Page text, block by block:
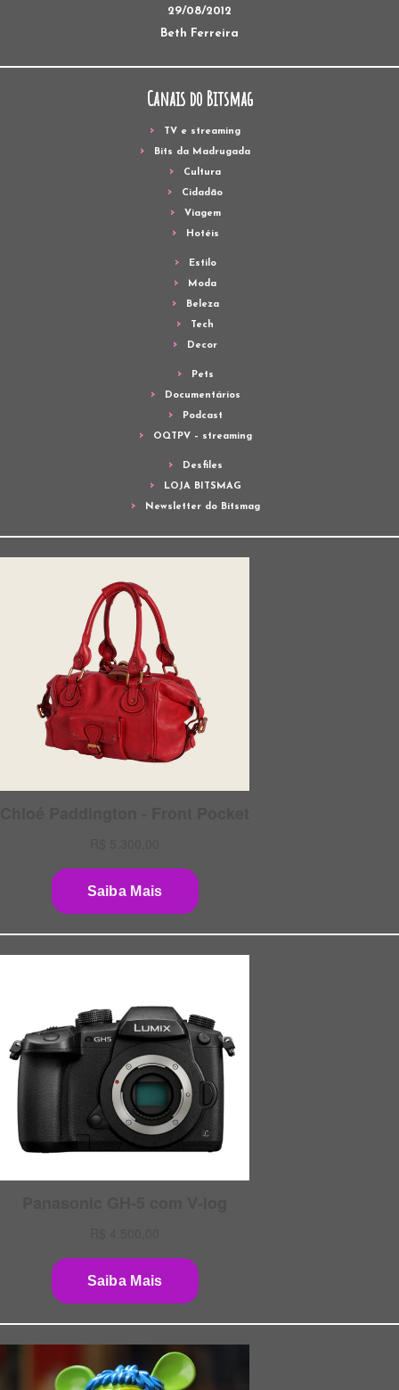
29/08/2012
Beth Ferreira
Canais do Bitsmag
TV e streaming
Bits da Madrugada
Cultura
Cidadão
Viagem
Hotéis
Estilo
Moda
Beleza
Tech
Decor
Pets
Documentários
Podcast
OQTPV – streaming
Desfiles
LOJA BITSMAG
Newsletter do Bitsmag